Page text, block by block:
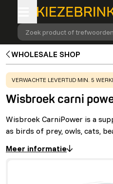
Zoek product of trefwoorden
WHOLESALE SHOP
WARNING:
VERWACHTE LEVERTIJD MIN. 5
Wisbroek carni
Wisbroek CarniPower is a
as birds of prey, owls, cats,
Meer informatie